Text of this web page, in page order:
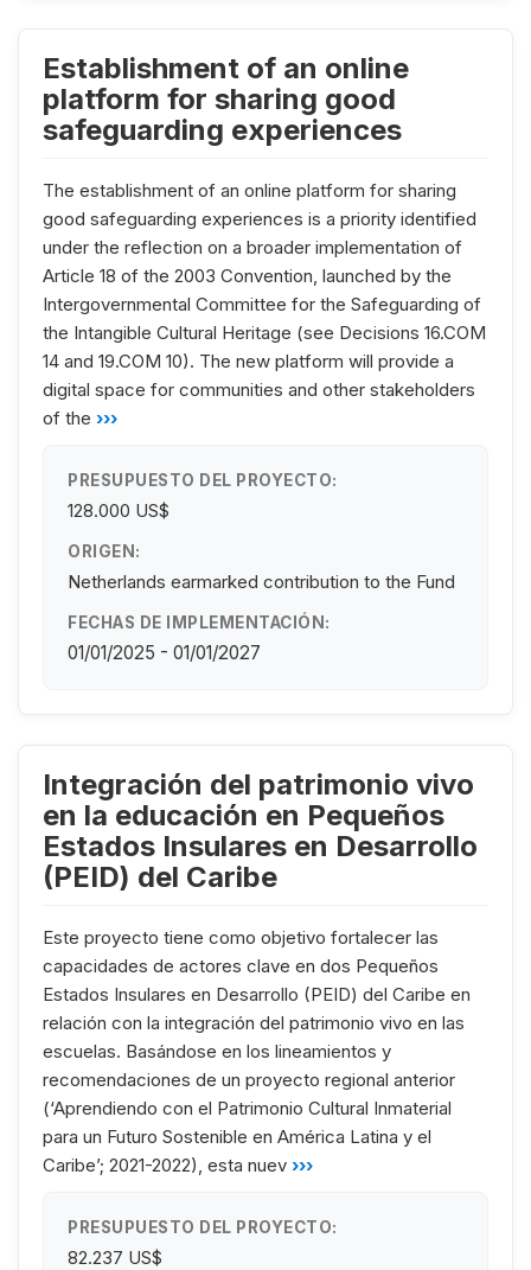
Establishment of an online
platform for sharing good
safeguarding experiences
The establishment of an online platform for sharing
good safeguarding experiences is a priority identified
under the reflection on a broader implementation of
Article 18 of the 2003 Convention, launched by the
Intergovernmental Committee for the Safeguarding of
the Intangible Cultural Heritage (see Decisions 16.COM
14 and 19.COM 10). The new platform will provide a
digital space for communities and other stakeholders
of the ›››
PRESUPUESTO DEL PROYECTO:
128.000 US$
ORIGEN:
Netherlands earmarked contribution to the Fund
FECHAS DE IMPLEMENTACIÓN:
01/01/2025 - 01/01/2027
Integración del patrimonio vivo
en la educación en Pequeños
Estados Insulares en Desarrollo
(PEID) del Caribe
Este proyecto tiene como objetivo fortalecer las
capacidades de actores clave en dos Pequeños
Estados Insulares en Desarrollo (PEID) del Caribe en
relación con la integración del patrimonio vivo en las
escuelas. Basándose en los lineamientos y
recomendaciones de un proyecto regional anterior
(‘Aprendiendo con el Patrimonio Cultural Inmaterial
para un Futuro Sostenible en América Latina y el
Caribe’; 2021-2022), esta nuev ›››
PRESUPUESTO DEL PROYECTO:
82.237 US$